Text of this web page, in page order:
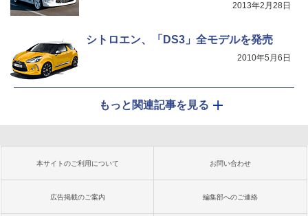
2013年2月28日
シトロエン、「DS3」全モデルを発売
2010年5月6日
もっと関連記事を見る
本サイトのご利用について お問い合わせ
広告掲載のご案内 編集部へのご連絡